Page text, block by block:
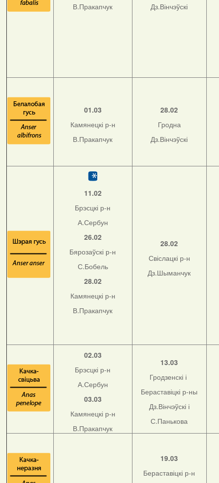
В.Пракапчук
Дз.Вінчэўскі
01.03
Камянецкі р-н
В.Пракапчук
28.02
Гродна
Дз.Вінчэўскі
11.02
Брэсцкі р-н
А.Сербун
26.02
Бярозаўскі р-н
С.Бобель
28.02
Камянецкі р-н
В.Пракапчук
28.02
Свіслацкі р-н
Дз.Шыманчук
02.03
Брэсцкі р-н
А.Сербун
03.03
Камянецкі р-н
В.Пракапчук
13.03
Гродзенскі і
Бераставіцкі р-ны
Дз.Вінчэўскі і
С.Панькова
19.03
Бераставіцкі р-н